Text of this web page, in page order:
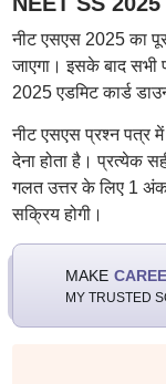
नीट एसएस 2025 का
जाएगा। इसके बाद सभी
2025 एडमिट कार्ड
नीट एसएस प्रश्न पत्र
देना होता है। प्रत्येक
गलत उत्तर के लिए 1
सक्रिय होगी।
MAKE
MY TRUSTED